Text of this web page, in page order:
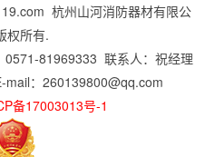
杭州山河消防器材有限公
权所有.
81969333 联系人：祝经理
： 260139800@qq.com
备17003013号-1